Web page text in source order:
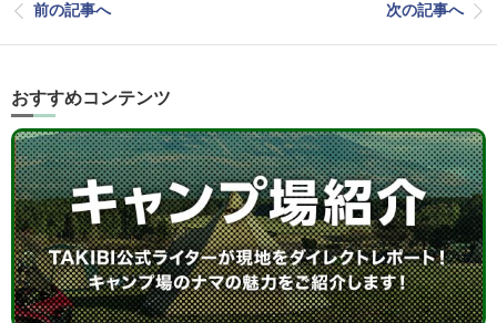
前の記事へ 次の記事へ
おすすめコンテンツ